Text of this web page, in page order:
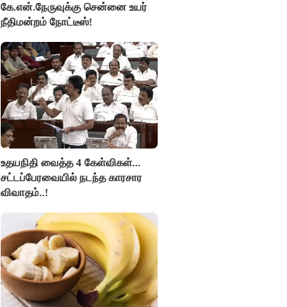
கே.என்.நேருவுக்கு சென்னை உயர்
நீதிமன்றம் நோட்டீஸ்!
உதயநிதி வைத்த 4 கேள்விகள்...
சட்டப்பேரவையில் நடந்த காரசார
விவாதம்..!